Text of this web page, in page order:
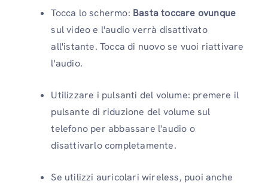
Tocca lo schermo: Basta toccare ovunque
sul video e l'audio verrà disattivato
all'istante. Tocca di nuovo se vuoi riattivare
l'audio.
Utilizzare i pulsanti del volume: premere il
pulsante di riduzione del volume sul
telefono per abbassare l'audio o
disattivarlo completamente.
Se utilizzi auricolari wireless, puoi anche